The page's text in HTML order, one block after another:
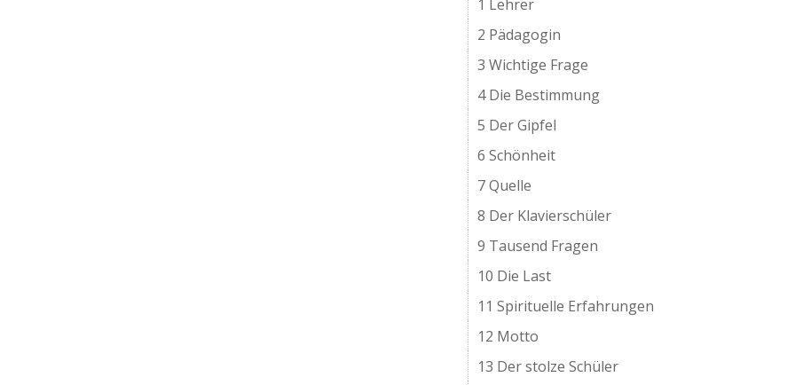
1 Lehrer
2 Pädagogin
3 Wichtige Frage
4 Die Bestimmung
5 Der Gipfel
6 Schönheit
7 Quelle
8 Der Klavierschüler
9 Tausend Fragen
10 Die Last
11 Spirituelle Erfahrungen
12 Motto
13 Der stolze Schüler